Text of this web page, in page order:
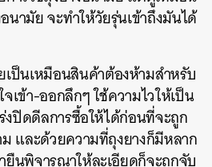
ามัย จะทำให้วัยรุ่นเข้าถึงมันได้
เป็นเหมือนสินค้าต้องห้ามสำหรับ
เข้า-ออกลึกๆ ใช้ความไวให้เป็น
งปิดดีลการซื้อให้ได้ก่อนที่จะถูก
และด้วยความที่ถุงยางก็มีหลาก
นพิจารณาให้ละเอียดก็จะถูกจับ